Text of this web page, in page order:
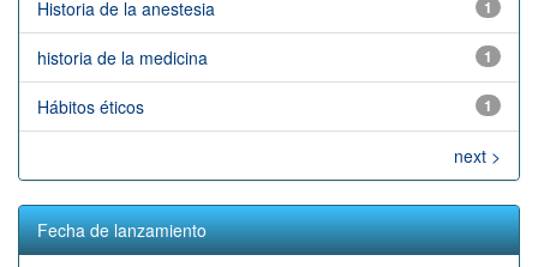
1
Historia de la anestesia
1
historia de la medicina
1
Hábitos éticos
next >
Fecha de lanzamiento